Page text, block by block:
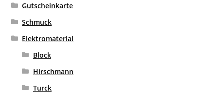
Gutscheinkarte
Schmuck
Elektromaterial
Block
Hirschmann
Turck